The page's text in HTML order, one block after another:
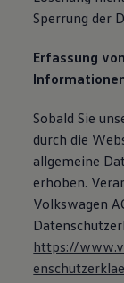
Sperrung der
Erfassung
Sobald Sie
durch die
allgemeine
erhoben.
Volkswagen
https://